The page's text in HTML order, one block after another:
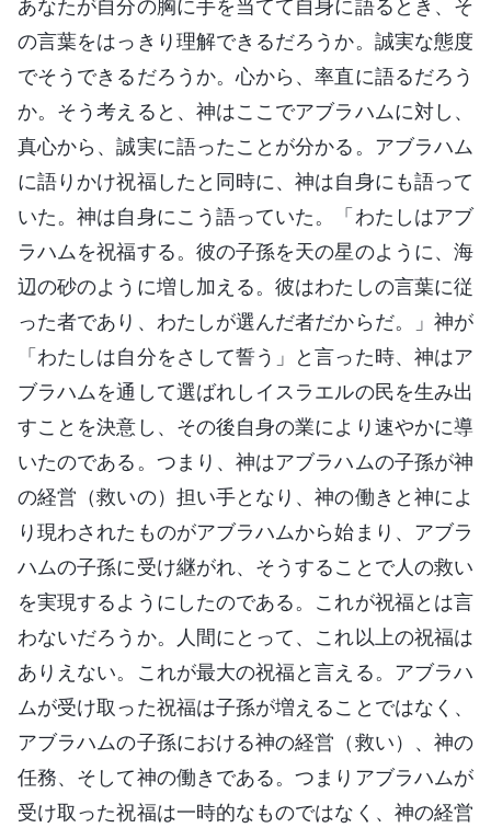
あなたが自分の胸に手を当てて自身に語るとき、そ
の言葉をはっきり理解できるだろうか。誠実な態度
でそうできるだろうか。心から、率直に語るだろう
か。そう考えると、神はここでアブラハムに対し、
真心から、誠実に語ったことが分かる。アブラハム
に語りかけ祝福したと同時に、神は自身にも語って
いた。神は自身にこう語っていた。「わたしはアブ
ラハムを祝福する。彼の子孫を天の星のように、海
辺の砂のように増し加える。彼はわたしの言葉に従
った者であり、わたしが選んだ者だからだ。」神が
「わたしは自分をさして誓う」と言った時、神はア
ブラハムを通して選ばれしイスラエルの民を生み出
すことを決意し、その後自身の業により速やかに導
いたのである。つまり、神はアブラハムの子孫が神
の経営（救いの）担い手となり、神の働きと神によ
り現わされたものがアブラハムから始まり、アブラ
ハムの子孫に受け継がれ、そうすることで人の救い
を実現するようにしたのである。これが祝福とは言
わないだろうか。人間にとって、これ以上の祝福は
ありえない。これが最大の祝福と言える。アブラハ
ムが受け取った祝福は子孫が増えることではなく、
アブラハムの子孫における神の経営（救い）、神の
任務、そして神の働きである。つまりアブラハムが
受け取った祝福は一時的なものではなく、神の経営